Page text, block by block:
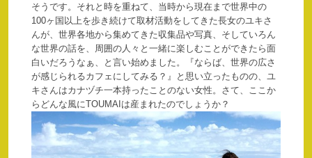
そうです。それと時を重ねて、当時から現在まで世界中の
100ヶ国以上を歩き続けて取材活動をしてきた長女のユキさ
んが、世界各地から集めてきた収集品や写真、そしていろん
な世界の話を、周囲の人々と一緒に楽しむことができたら面
白いだろうなぁ、と言い始めました。『ならば、世界の広さ
が感じられるカフェにしてみる？』と思い立ったものの、ユ
キさんはカナヅチ一本持ったことのない女性。さて、ここか
らどんな風にTOUMAIは産まれたのでしょうか？